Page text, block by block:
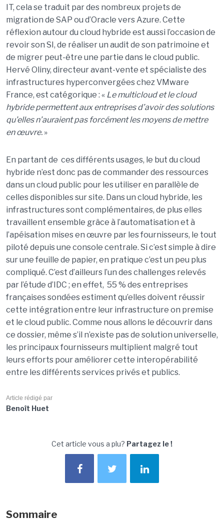
IT, cela se traduit par des nombreux projets de
migration de SAP ou d’Oracle vers Azure. Cette
réflexion autour du cloud hybride est aussi l’occasion de
revoir son SI, de réaliser un audit de son patrimoine et
de migrer peut-être une partie dans le cloud public.
Hervé Oliny, directeur avant-vente et spécialiste des
infrastructures hyperconvergées chez VMware
France, est catégorique : « Le multicloud et le cloud
hybride permettent aux entreprises d’avoir des solutions
qu’elles n’auraient pas forcément les moyens de mettre
en œuvre.»
En partant de ces différents usages, le but du cloud
hybride n’est donc pas de commander des ressources
dans un cloud public pour les utiliser en parallèle de
celles disponibles sur site. Dans un cloud hybride, les
infrastructures sont complémentaires, de plus elles
travaillent ensemble grâce à l’automatisation et à
l’apéisation mises en œuvre par les fournisseurs, le tout
piloté depuis une console centrale. Si c’est simple à dire
sur une feuille de papier, en pratique c’est un peu plus
compliqué. C’est d’ailleurs l’un des challenges relevés
par l’étude d’IDC ; en effet, 55 % des entreprises
françaises sondées estiment qu’elles doivent réussir
cette intégration entre leur infrastructure on premise
et le cloud public. Comme nous allons le découvrir dans
ce dossier, même s’il n’existe pas de solution universelle,
les principaux fournisseurs multiplient malgré tout
leurs efforts pour améliorer cette interopérabilité
entre les différents services privés et publics.
Article rédigé par
Benoît Huet
Cet article vous a plu? Partagez le !
Sommaire